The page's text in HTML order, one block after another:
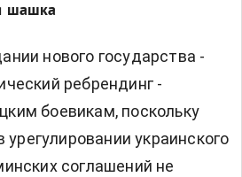
шашка
нового государства -
ребрендинг -
боевикам, поскольку
урегулировании украинского
соглашений не